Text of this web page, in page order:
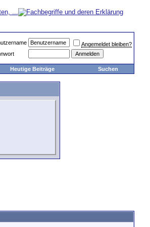
Angemeldet bleiben?
Heutige Beiträge Suchen